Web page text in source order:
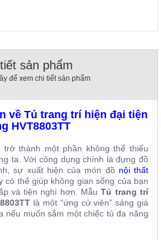
sản phẩm
để xem chi tiết sản phẩm
về Tủ trang trí hiện đại tiện
HVT8803TT
trở thành một phần không thể thiếu
ta. Với công dụng chính là đựng đồ
sự xuất hiện của món đồ nội thất
có thể giúp không gian sống của bạn
và tiện nghi hơn. Mẫu Tủ trang trí
là một “ứng cử viên” sáng giá
nếu muốn sắm một chiếc tủ đa năng